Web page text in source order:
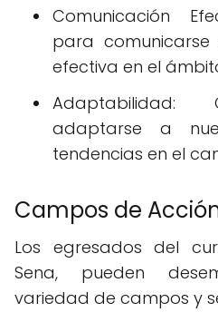
Comunicación
para
efectiva en el
Adaptabilidad:
adaptarse a
tendencias en el
Campos de
Los egresados del
Sena, pueden
variedad de campos y